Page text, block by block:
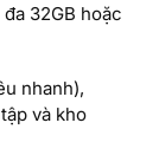
32GB hoặc
nhanh),
và kho